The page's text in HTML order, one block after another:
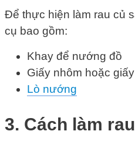
Để thực hiện làm rau củ
cụ bao gồm:
Khay để nướng đồ
Giấy nhôm hoặc
Lò nướng
3. Cách làm